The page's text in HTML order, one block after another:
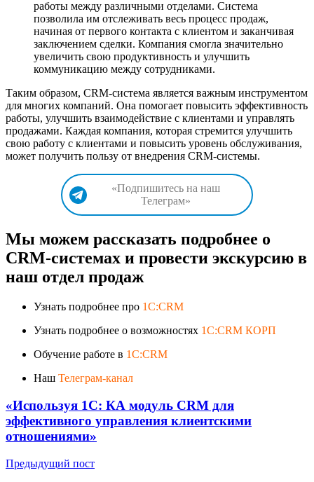
работы между различными отделами. Система
позволила им отслеживать весь процесс продаж,
начиная от первого контакта с клиентом и заканчивая
заключением сделки. Компания смогла значительно
увеличить свою продуктивность и улучшить
коммуникацию между сотрудниками.
Таким образом, CRM-система является важным инструментом
для многих компаний. Она помогает повысить эффективность
работы, улучшить взаимодействие с клиентами и управлять
продажами. Каждая компания, которая стремится улучшить
свою работу с клиентами и повысить уровень обслуживания,
может получить пользу от внедрения CRM-системы.
«Подпишитесь на наш
Телеграм»
Мы можем рассказать подробнее о
CRM-системах и провести экскурсию в
наш отдел продаж
Узнать подробнее про 1C:CRM
Узнать подробнее о возможностях 1C:CRM КОРП
Обучение работе в 1C:CRM
Наш Телеграм-канал
«Используя 1C: КА модуль CRM для
эффективного управления клиентскими
отношениями»
Предыдущий пост